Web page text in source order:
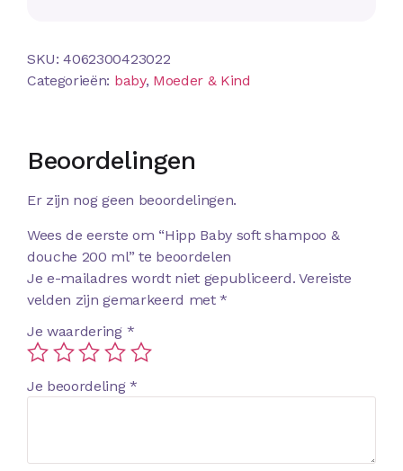
SKU:4062300423022
Categorieën: baby, Moeder & Kind
Beoordelingen
Er zijn nog geen beoordelingen.
Wees de eerste om “Hipp Baby soft shampoo &
douche 200 ml” te beoordelen
Je e-mailadres wordt niet gepubliceerd. Vereiste
velden zijn gemarkeerd met*
Je waardering *
Je beoordeling*